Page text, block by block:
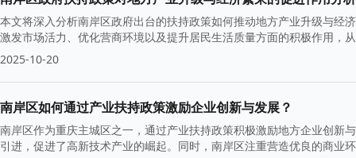
本文将深入分析南岸区政府出台的扶持政策如何推动地方产业升级与经
激发市场活力、优化营商环境以及提升居民生活质量方面的积极作用，
2025-10-20
南岸区如何通过产业扶持政策激励企业创新与发展？
南岸区作为重庆主城区之一，通过产业扶持政策积极激励地方企业创新
引进，促进了高新技术产业的崛起。同时，南岸区注重营造优良的商业